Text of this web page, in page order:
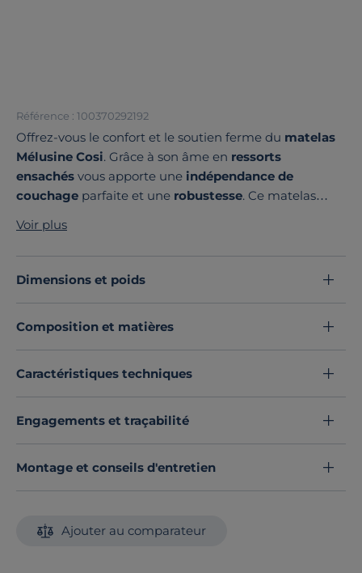
Référence : 100370292192
Offrez-vous le confort et le soutien ferme du matelas
Mélusine Cosi. Grâce à son âme en ressorts
ensachés vous apporte une indépendance de
couchage parfaite et une robustesse. Ce matelas
d'avoir des
d'un côté. Son galon bleu canard vous séduira par son
dynamisme.
Voir plus
Dimensions et poids
Composition et matières
Caractéristiques techniques
Engagements et traçabilité
Montage et conseils d'entretien
Ajouter au comparateur